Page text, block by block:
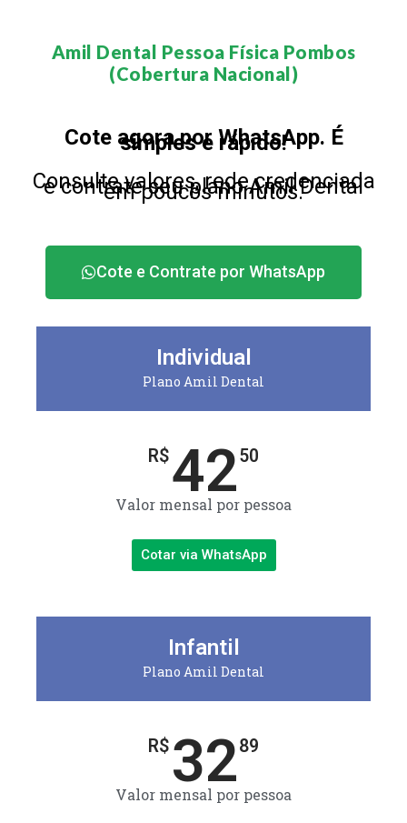
Amil Dental Pessoa Física Pombos
(Cobertura Nacional)​
Cote agora por WhatsApp. É
simples e rápido!
Consulte valores, rede credenciada
e contrate seu plano Amil Dental
em poucos minutos.
Cote e Contrate por WhatsApp
Individual
Plano Amil Dental
R$4250
Valor mensal por pessoa
Cotar via WhatsApp
Infantil
Plano Amil Dental
R$ 3289
Valor mensal por pessoa